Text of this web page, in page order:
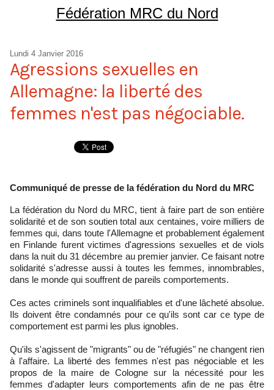
Fédération MRC du Nord
Lundi 4 Janvier 2016
Agressions sexuelles en
Allemagne: la liberté des
femmes n'est pas négociable.
Communiqué de presse de la fédération du Nord du MRC
La fédération du Nord du MRC, tient à faire part de son entière
solidarité et de son soutien total aux centaines, voire milliers de
femmes qui, dans toute l'Allemagne et probablement également
en Finlande furent victimes d'agressions sexuelles et de viols
dans la nuit du 31 décembre au premier janvier. Ce faisant notre
solidarité s'adresse aussi à toutes les femmes, innombrables,
dans le monde qui souffrent de pareils comportements.
Ces actes criminels sont inqualifiables et d'une lâcheté absolue.
Ils doivent être condamnés pour ce qu'ils sont car ce type de
comportement est parmi les plus ignobles.
Qu'ils s'agissent de "migrants" ou de "réfugiés" ne changent rien
à l'affaire. La liberté des femmes n'est pas négociable et les
propos de la maire de Cologne sur la nécessité pour les
femmes d'adapter leurs comportements afin de ne pas être